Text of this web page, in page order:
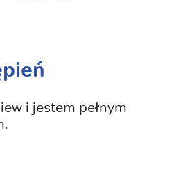
i jestem pełnym